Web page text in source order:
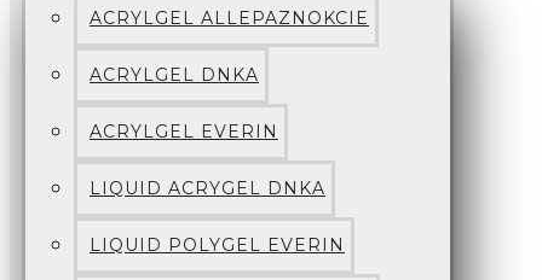
ACRYLGEL ALLEPAZNOKCIE
ACRYLGEL DNKA
ACRYLGEL EVERIN
LIQUID ACRYGEL DNKA
LIQUID POLYGEL EVERIN